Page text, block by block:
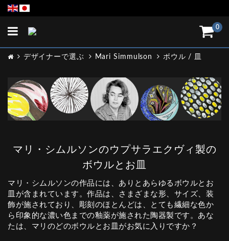
0
Toggle
デザイナーで選ぶ Mari Simmulson ボウル / 皿
マリ・シムルソンのウプサラエクヴィ製の
ボウルとお皿
マリ・シムルソンの作品には、ありとあらゆるボウルとお
皿が含まれています。作品は、さまざまな形、サイズ、装
飾が施されており、彫刻のほとんどは、とても繊細な色か
ら印象的な濃い色までの釉薬が施された陶器製です。あな
たは、マリのどのボウルとお皿がお気に入りですか？